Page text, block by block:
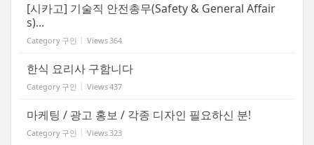
[시카고] 기술직 안전총무(Safety & General Affair
s)...
Category 구인 Views364
한식 요리사 구함니다
Category 구인 Views437
마케팅 / 광고 홍보 / 각종 디자인 필요하신 분!
Category 구인 Views323